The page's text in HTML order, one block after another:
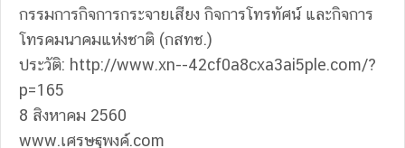
กรรมการกิจการกระจายเสียง กิจการโทรทัศน์ และกิจการ
โทรคมนาคมแห่งชาติ (กสทช.)
ประวัติ: http://www.xn--42cf0a8cxa3ai5ple.com/?
p=165
8 สิงหาคม 2560
www.เศรษฐพงค์.com